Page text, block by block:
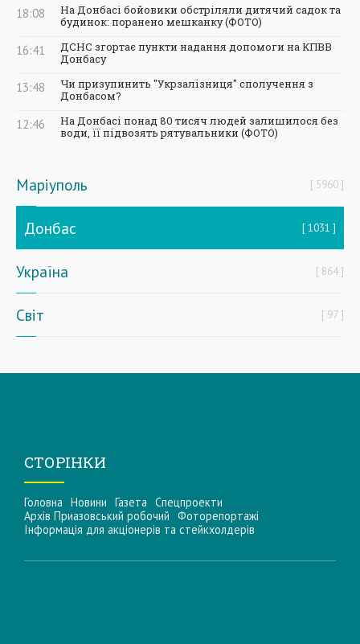
18:08
На Донбасі бойовики обстріляли дитячий садок та
будинок: поранено мешканку (ФОТО)
16:41
ДСНС згортає пункти надання допомоги на КПВВ
Донбасу
13:48
Чи призупинить "Укрзалізниця" сполучення з
Донбасом?
12:46
На Донбасі понад 80 тисяч людей залишилося без
води, її підвозять рятувальники (ФОТО)
Маріуполь 5960
Донбас 1031
Україна 864
Світ 97
СТОРІНКИ
Головна Новини Газета Спецпроекти
Архів Приазовський робочий Фоторепортажі
Інформацiя для акцiонерiв та стейкхолдерiв